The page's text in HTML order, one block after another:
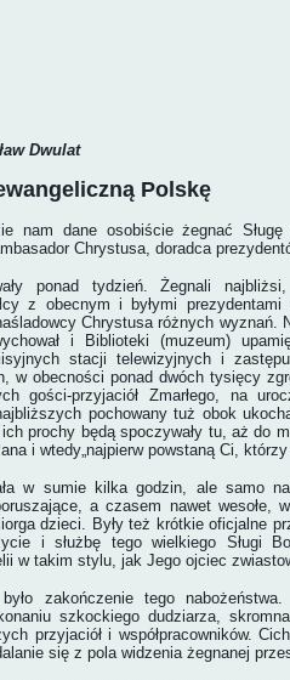
Dwulat
Polskę
nam dane osobiście żegnać
Chrystusa, doradca
ponad tydzień. Żegnali
z obecnym i byłymi
Chrystusa różnych wyznań.
i Biblioteki (muzeum)
stacji telewizyjnych i
w obecności ponad dwóch tysięcy
gości-przyjaciół Zmarłego, na
pochowany tuż obok
prochy będą spoczywały tu, aż do
i wtedy„najpierw powstaną Ci,
w sumie kilka godzin, ale samo
a czasem nawet wesołe,
dzieci. Były też krótkie oficjalne
i służbę tego wielkiego Sługi
w takim stylu, jak Jego ojciec
zakończenie tego
szkockiego dudziarza,
przyjaciół i współpracowników.
się z pola widzenia żegnanej